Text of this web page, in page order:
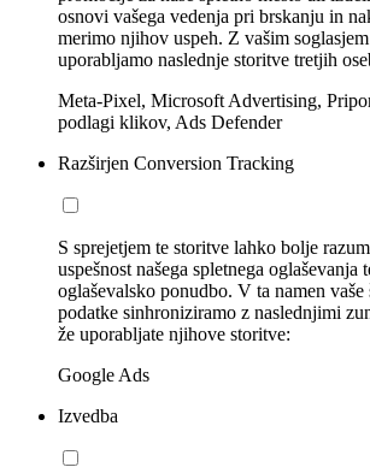
osnovi vašega vedenja pri brskanju in
merimo njihov uspeh. Z vašim
uporabljamo naslednje storitve tretjih
Meta-Pixel, Microsoft Advertising,
podlagi klikov, Ads Defender
Razširjen Conversion Tracking
S sprejetjem te storitve lahko bolje
uspešnost našega spletnega
oglaševalsko ponudbo. V ta namen vaše
podatke sinhroniziramo z naslednjimi
že uporabljate njihove storitve:
Google Ads
Izvedba